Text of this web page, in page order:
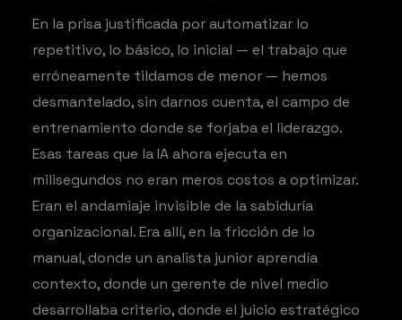
En la prisa justificada por automatizar lo
repetitivo, lo básico, lo inicial — el trabajo que
erróneamente tildamos de menor — hemos
desmantelado, sin darnos cuenta, el campo de
entrenamiento donde se forjaba el liderazgo.
Esas tareas que la IA ahora ejecuta en
milisegundos no eran meros costos a optimizar.
Eran el andamiaje invisible de la sabiduría
organizacional. Era allí, en la fricción de lo
manual, donde un analista junior aprendía
contexto, donde un gerente de nivel medio
desarrollaba criterio, donde el juicio estratégico